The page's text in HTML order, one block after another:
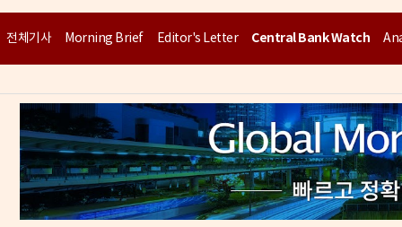
전체기사 Morning Brief Editor's Letter Central Bank Watch